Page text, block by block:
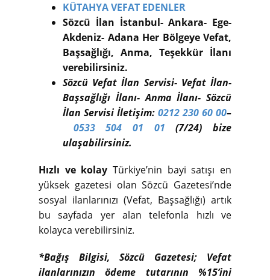
KÜTAHYA VEFAT EDENLER
Sözcü İlan İstanbul- Ankara- Ege-
Akdeniz- Adana Her Bölgeye Vefat,
Başsağlığı, Anma, Teşekkür İlanı
verebilirsiniz.
Sözcü Vefat İlan Servisi- Vefat İlan-
Başsağlığı İlanı- Anma İlanı- Sözcü
İlan Servisi İletişim: 0212 230 60 00–
0533 504 01 01 (7/24) bize
ulaşabilirsiniz.
Hızlı ve kolay Türkiye’nin bayi satışı en
yüksek gazetesi olan Sözcü Gazetesi’nde
sosyal ilanlarınızı (Vefat, Başsağlığı) artık
bu sayfada yer alan telefonla hızlı ve
kolayca verebilirsiniz.
*Bağış Bilgisi, Sözcü Gazetesi; Vefat
ilanlarınızın ödeme tutarının %15’ini